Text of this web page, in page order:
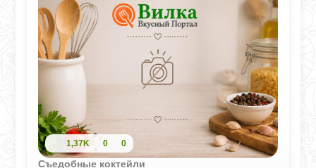
1,37K 0 0
Съедобные коктейли